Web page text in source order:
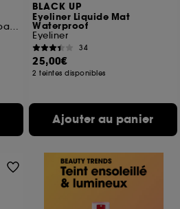
Rouge à lèvres mat transparent
BLACK UP
Eyeliner Liquide Mat
Waterproof
Eyeliner
34
25,00€
2 teintes disponibles
Ajouter au panier